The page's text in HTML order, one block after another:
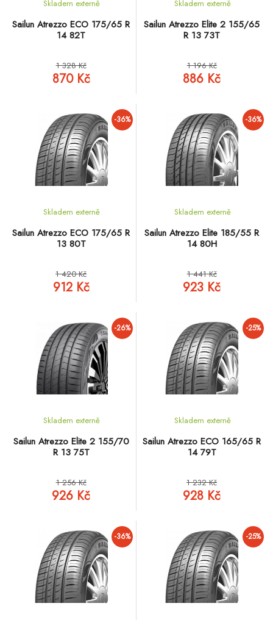
Sailun Atrezzo ECO 175/65 R
14 82T
Skladem externě
1 328 Kč
870 Kč
Sailun Atrezzo Elite 2 155/65
R 13 73T
Skladem externě
1 196 Kč
886 Kč
-36%
Sailun Atrezzo ECO 175/65 R
13 80T
Skladem externě
1 420 Kč
912 Kč
-36%
Sailun Atrezzo Elite 185/55 R
14 80H
Skladem externě
1 441 Kč
923 Kč
-26%
Sailun Atrezzo Elite 2 155/70
R 13 75T
Skladem externě
1 256 Kč
926 Kč
-25%
Sailun Atrezzo ECO 165/65 R
14 79T
Skladem externě
1 232 Kč
928 Kč
-36% -25%